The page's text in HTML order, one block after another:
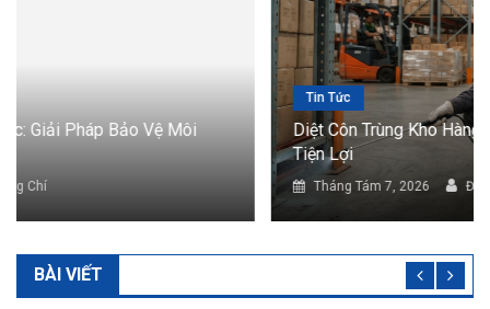
Diệt Côn Trùng Kho Hàng: Giải Pháp Bảo Vệ Hàng Hóa
BÀI VIẾT